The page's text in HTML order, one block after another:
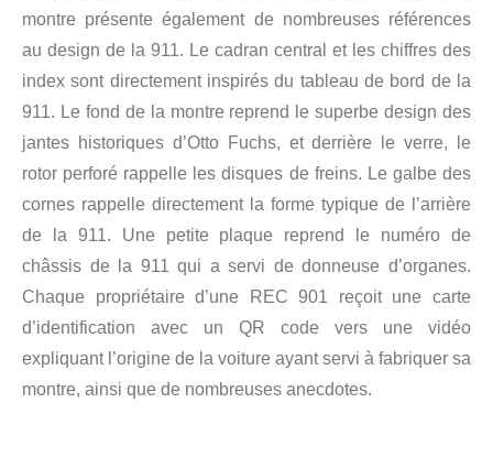
montre présente également de nombreuses références
au design de la 911. Le cadran central et les chiffres des
index sont directement inspirés du tableau de bord de la
911. Le fond de la montre reprend le superbe design des
jantes historiques d’Otto Fuchs, et derrière le verre, le
rotor perforé rappelle les disques de freins. Le galbe des
cornes rappelle directement la forme typique de l’arrière
de la 911. Une petite plaque reprend le numéro de
châssis de la 911 qui a servi de donneuse d’organes.
Chaque propriétaire d’une REC 901 reçoit une carte
d’identification avec un QR code vers une vidéo
expliquant l’origine de la voiture ayant servi à fabriquer sa
montre, ainsi que de nombreuses anecdotes.